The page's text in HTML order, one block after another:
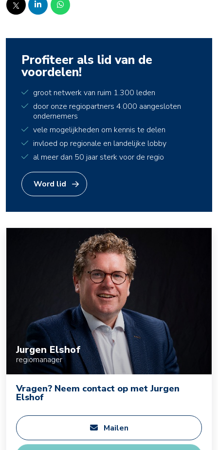
Profiteer als lid van de
voordelen!
groot netwerk van ruim 1.300 leden
door onze regiopartners 4.000 aangesloten
ondernemers
vele mogelijkheden om kennis te delen
invloed op regionale en landelijke lobby
al meer dan 50 jaar sterk voor de regio
Word lid
Jurgen Elshof
regiomanager
Vragen? Neem contact op met Jurgen
Elshof
Mailen